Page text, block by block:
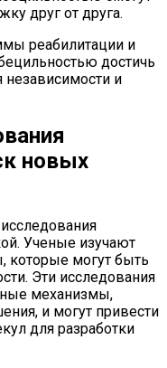
друг от друга.
реабилитации и
достичь
и
новых
Ученые изучают
которые могут быть
Эти исследования
механизмы,
и могут привести
для разработки